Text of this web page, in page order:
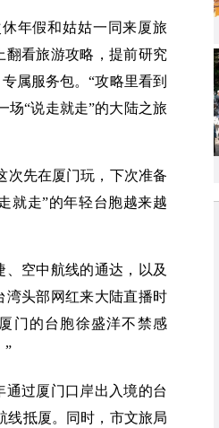
年假和姑姑一同来厦旅
看旅游攻略，提前研究
属服务包。“攻略里看到
场“说走就走”的大陆之旅
次先在厦门玩，下次准备
就走”的年轻台胞越来越
空中航线的通达，以及
湾头部网红来大陆直播时
门的台胞徐盛洋不禁感
”
通过厦门口岸出入境的台
线抵厦。同时，市文旅局